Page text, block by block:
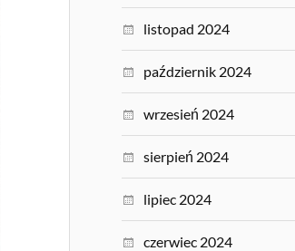
listopad 2024
październik 2024
wrzesień 2024
sierpień 2024
lipiec 2024
czerwiec 2024